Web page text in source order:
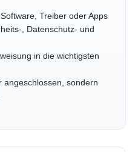
Treiber oder Apps
, Datenschutz- und
in die wichtigsten
angeschlossen, sondern